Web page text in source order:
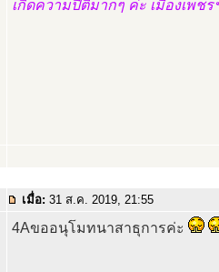
เกิดความปีติมากๆ ค่ะ เมืองเพช
เมื่อ: 31 ส.ค. 2019, 21:55
4Aขออนุโมทนาสาธุการค่ะ